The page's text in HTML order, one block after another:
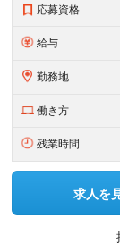
応募資格
給与
勤務地
働き方
残業時間
求人を